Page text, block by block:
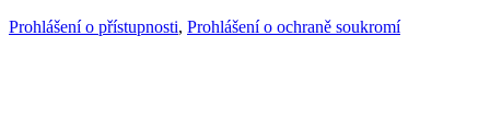
Prohlášení o přístupnosti, Prohlášení o ochraně soukromí